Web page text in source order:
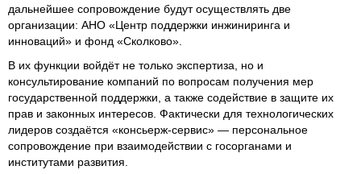
дальнейшее сопровождение будут осуществлять две
организации: АНО «Центр поддержки инжиниринга и
инноваций» и фонд «Сколково».
В их функции войдёт не только экспертиза, но и
консультирование компаний по вопросам получения мер
государственной поддержки, а также содействие в защите их
прав и законных интересов. Фактически для технологических
лидеров создаётся «консьерж-сервис» — персональное
сопровождение при взаимодействии с госорганами и
институтами развития.